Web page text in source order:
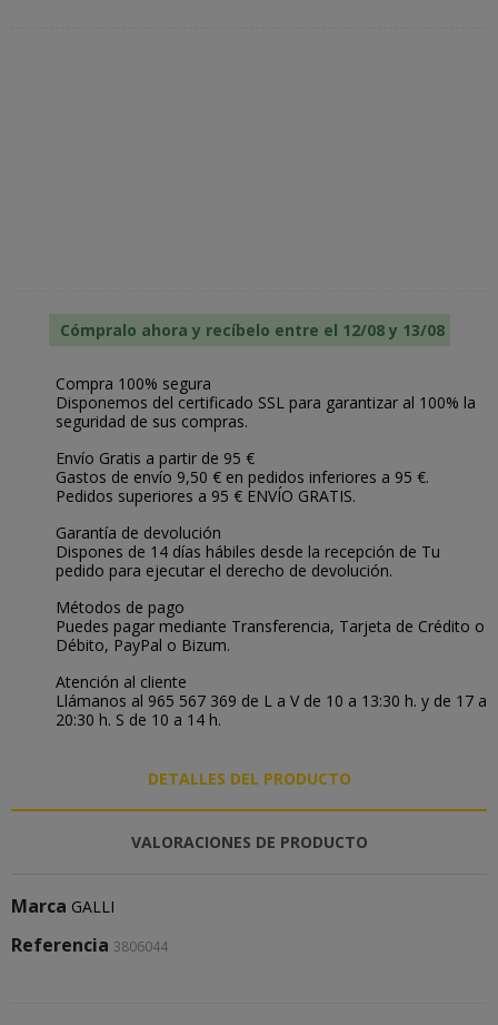
Cómpralo ahora y recíbelo entre el 12/08 y 13/08
Compra 100% segura
Disponemos del certificado SSL para garantizar al 100% la
seguridad de sus compras.
Envío Gratis a partir de 95 €
Gastos de envío 9,50 € en pedidos inferiores a 95 €.
Pedidos superiores a 95 € ENVÍO GRATIS.
Garantía de devolución
Dispones de 14 días hábiles desde la recepción de Tu
pedido para ejecutar el derecho de devolución.
Métodos de pago
Puedes pagar mediante Transferencia, Tarjeta de Crédito o
Débito, PayPal o Bizum.
Atención al cliente
Llámanos al 965 567 369 de L a V de 10 a 13:30 h. y de 17 a
20:30 h. S de 10 a 14 h.
DETALLES DEL PRODUCTO
VALORACIONES DE PRODUCTO
Marca GALLI
Referencia 3806044